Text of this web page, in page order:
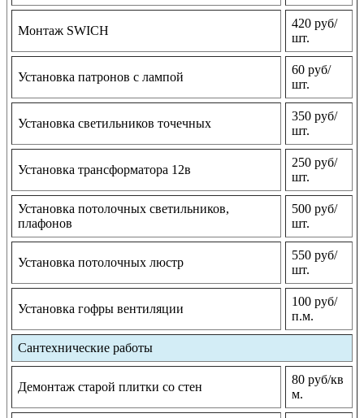
Монтаж SWICH
420 руб/
шт.
Установка патронов с лампой
60 руб/
шт.
Установка светильников точечных
350 руб/
шт.
Установка трансформатора 12в
250 руб/
шт.
Установка потолочных светильников,
плафонов
500 руб/
шт.
Установка потолочных люстр
550 руб/
шт.
Установка гофры вентиляции
100 руб/
п.м.
Сантехнические работы
Демонтаж старой плитки со стен
80 руб/кв
м.